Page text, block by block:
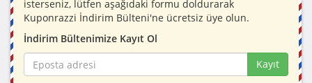
isterseniz, lütfen aşağıdaki formu doldurarak
Kuponrazzi İndirim Bülteni'ne ücretsiz üye olun.
İndirim Bültenimize Kayıt Ol
Kayıt